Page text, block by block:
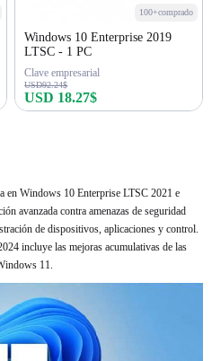
100+comprado
Windows 10 Enterprise 2019
LTSC - 1 PC
Clave empresarial
USD92.24$
USD 18.27$
en Windows 10 Enterprise LTSC 2021 e
avanzada contra amenazas de seguridad
de dispositivos, aplicaciones y control.
incluye las mejoras acumulativas de las
11.